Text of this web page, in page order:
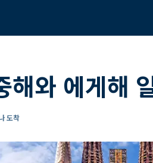
해와 에게해
도착